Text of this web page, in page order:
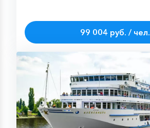
99 004 руб. / чел.